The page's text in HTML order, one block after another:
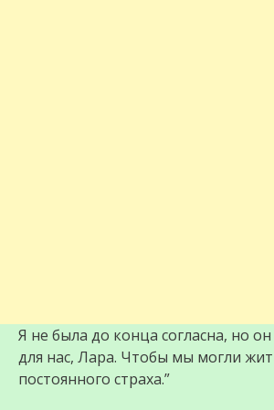
Я не была до конца согласна, но
для нас, Лара. Чтобы мы могли
постоянного страха.”